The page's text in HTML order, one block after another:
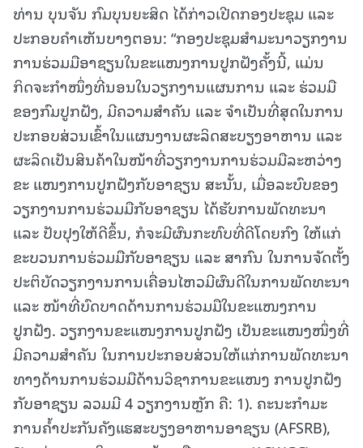
ທ່ານ ບຸນຈັນ ກົມບຸນຍະສິດ ໄດ້ກ່າວເປີດກອງປະຊຸມ ແລະ
ປະກອບຄຳເຫັນບາງຕອນ: “ກອງປະຊຸມສຳມະນາວຽກງານ
ການຮ່ວມມືອາຊຽນໃນຂະແໜງການປູກຝັງຄັ້ງນີ້, ແມ່ນ
ກິດຈະກຳໜຶ່ງທີ່ນອນໃນວຽກງານແຜນການ ແລະ ຮ່ວມມື
ຂອງກົມປູກຝັງ, ມີຄວາມສຳຄັນ ແລະ ຈຳເປັນທີ່ສຸດໃນການ
ປະກອບສ່ວນເຂົ້າໃນແຜນງານຜະລິດສະບຽງອາຫານ ແລະ
ຜະລິດເປັນສິນຄ້າໃນໜ້າທີ່ວຽກງານການຮ່ວມມືລະຫວ່າງ
ຂະ ແໜງການປູກຝັງກັບອາຊຽນ ສະນັ້ນ, ເມື່ອລະບົບຂອງ
ວຽກງານການຮ່ວມມືກັບອາຊຽນ ໄດ້ຮັບການພັດທະນາ
ແລະ ປັບປຸງໃຫ້ດີຂຶ້ນ, ກໍຈະມີຜົນກະທົບທີ່ດີໂດຍກົງ ໃຫ້ແກ່
ຂະບວນການຮ່ວມມືກັບອາຊຽນ ແລະ ສາກົນ ໃນການຈັດຕັ້ງ
ປະຕິບັດວຽກງານການເຄື່ອນໄຫວມີຜົນດີໃນການພັດທະນາ
ແລະ ໜ້າທີ່ບົດບາດດ້ານການຮ່ວມມືໃນຂະແໜງການ
ປູກຝັງ. ວຽກງານຂະແໜງການປູກຝັງ ເປັນຂະແໜງໜຶ່ງທີ່
ມີຄວາມສຳຄັນ ໃນການປະກອບສ່ວນໃຫ້ແກ່ການພັດທະນາ
ທາງດ້ານການຮ່ວມມືດ້ານວິຊາການຂະແໜງ ການປູກຝັງ
ກັບອາຊຽນ ລວມມີ 4 ວຽກງານຫຼັກ ຄື: 1). ຄະນະກຳມະ
ການຄ້ຳປະກັນຄັງແຮສະບຽງອາຫານອາຊຽນ (AFSRB),